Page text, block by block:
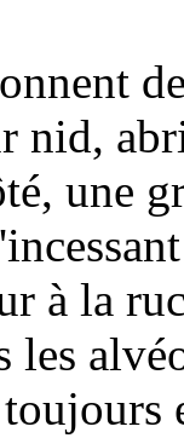
nid,
une
à la
les